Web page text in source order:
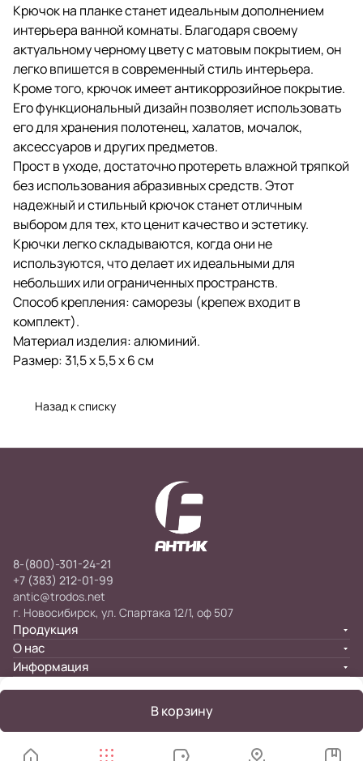
Крючок на планке станет идеальным дополнением
интерьера ванной комнаты. Благодаря своему
актуальному черному цвету с матовым покрытием, он
легко впишется в современный стиль интерьера.
Кроме того, крючок имеет антикоррозийное покрытие.
Его функциональный дизайн позволяет использовать
его для хранения полотенец, халатов, мочалок,
аксессуаров и других предметов.
Прост в уходе, достаточно протереть влажной тряпкой
без использования абразивных средств. Этот
надежный и стильный крючок станет отличным
выбором для тех, кто ценит качество и эстетику.
Крючки легко складываются, когда они не
используются, что делает их идеальными для
небольших или ограниченных пространств.
Способ крепления: саморезы (крепеж входит в
комплект).
Материал изделия: алюминий.
Размер: 31,5 х 5,5 х 6 см
Назад к списку
В корзину
8-(800)-301-24-21
+7 (383) 212-01-99
antic@trodos.net
г. Новосибирск, ул. Спартака 12/1, оф 507
Продукция
О нас
Информация